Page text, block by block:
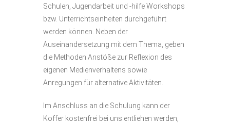
Schulen, Jugendarbeit und -hilfe Workshops
bzw. Unterrichtseinheiten durchgeführt
werden können. Neben der
Auseinandersetzung mit dem Thema, geben
die Methoden Anstöße zur Reflexion des
eigenen Medienverhaltens sowie
Anregungen für alternative Aktivitäten.
Im Anschluss an die Schulung kann der
Koffer kostenfrei bei uns entliehen werden,